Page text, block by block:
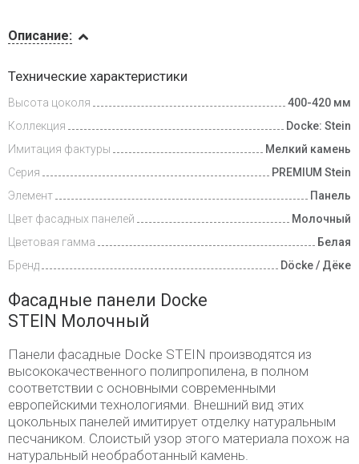
и оплата
Описание:
Технические характеристики
Высота цоколя
400-420 мм
Коллекция
Docke: Stein
Имитация фактуры
Мелкий камень
Серия
PREMIUM Stein
Элемент
Панель
Цвет фасадных панелей
Молочный
Цветовая гамма
Белая
Бренд
Döcke / Дёке
Фасадные панели Docke
STEIN Молочный
Панели фасадные Docke STEIN производятся из
высококачественного полипропилена, в полном
соответствии с основными современными
европейскими технологиями. Внешний вид этих
цокольных панелей имитирует отделку натуральным
песчаником. Слоистый узор этого материала похож на
натуральный необработанный камень.